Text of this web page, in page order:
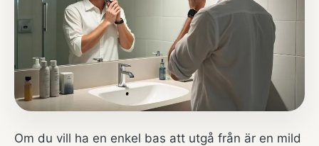
Om du vill ha en enkel bas att utgå från är en mild